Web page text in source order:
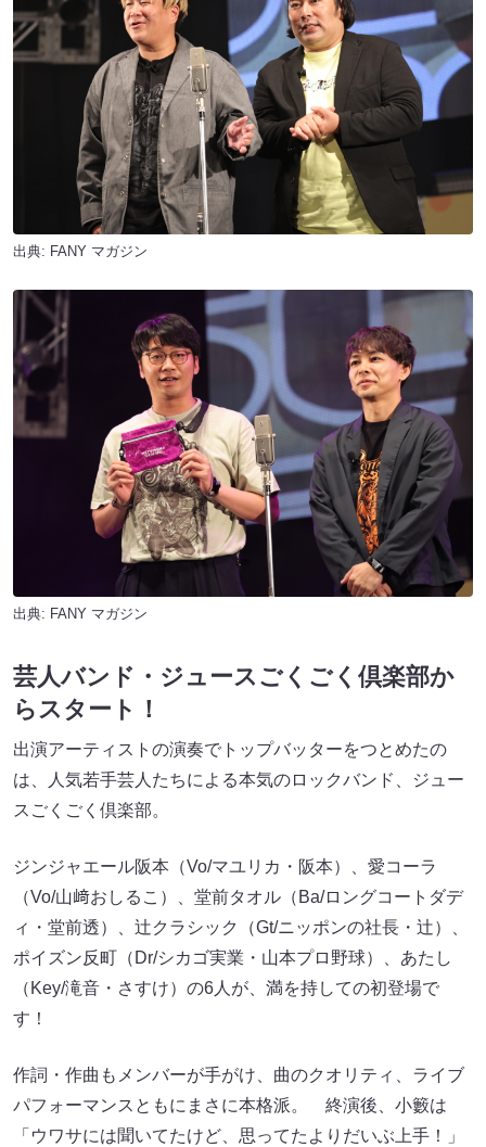
出典: FANY マガジン
出典: FANY マガジン
芸人バンド・ジュースごくごく倶楽部か
らスタート！
出演アーティストの演奏でトップバッターをつとめたの
は、人気若手芸人たち​による本気のロックバンド、ジュー
スごくごく倶楽部。
ジンジャエール阪本（Vo/マユリカ・阪本）、愛コーラ
（Vo/山﨑おしるこ）、堂前タオル（Ba/ロングコートダデ
ィ・堂前透）、辻クラシック（Gt/ニッポンの社長・辻）、
ポイズン反町（Dr/シカゴ実業・山本プロ野球）、あたし
（Key/滝音・さすけ）の6人が、満を持しての初登場で
す！
作詞・作曲もメンバーが手がけ、曲のクオリティ、ライブ
パフォーマンスともにまさに本格派。 終演後、小籔は
「ウワサには聞いてたけど、思ってたよりだいぶ上手！」